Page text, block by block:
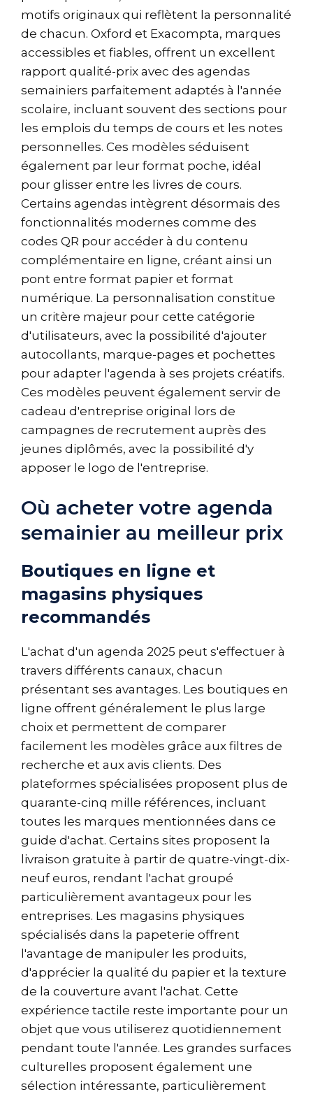
motifs originaux qui reflètent la personnalité
de chacun. Oxford et Exacompta, marques
accessibles et fiables, offrent un excellent
rapport qualité-prix avec des agendas
semainiers parfaitement adaptés à l'année
scolaire, incluant souvent des sections pour
les emplois du temps de cours et les notes
personnelles. Ces modèles séduisent
également par leur format poche, idéal
pour glisser entre les livres de cours.
Certains agendas intègrent désormais des
fonctionnalités modernes comme des
codes QR pour accéder à du contenu
complémentaire en ligne, créant ainsi un
pont entre format papier et format
numérique. La personnalisation constitue
un critère majeur pour cette catégorie
d'utilisateurs, avec la possibilité d'ajouter
autocollants, marque-pages et pochettes
pour adapter l'agenda à ses projets créatifs.
Ces modèles peuvent également servir de
cadeau d'entreprise original lors de
campagnes de recrutement auprès des
jeunes diplômés, avec la possibilité d'y
apposer le logo de l'entreprise.
Où acheter votre agenda
semainier au meilleur prix
Boutiques en ligne et
magasins physiques
recommandés
L'achat d'un agenda 2025 peut s'effectuer à
travers différents canaux, chacun
présentant ses avantages. Les boutiques en
ligne offrent généralement le plus large
choix et permettent de comparer
facilement les modèles grâce aux filtres de
recherche et aux avis clients. Des
plateformes spécialisées proposent plus de
quarante-cinq mille références, incluant
toutes les marques mentionnées dans ce
guide d'achat. Certains sites proposent la
livraison gratuite à partir de quatre-vingt-dix-
neuf euros, rendant l'achat groupé
particulièrement avantageux pour les
entreprises. Les magasins physiques
spécialisés dans la papeterie offrent
l'avantage de manipuler les produits,
d'apprécier la qualité du papier et la texture
de la couverture avant l'achat. Cette
expérience tactile reste importante pour un
objet que vous utiliserez quotidiennement
pendant toute l'année. Les grandes surfaces
culturelles proposent également une
sélection intéressante, particulièrement